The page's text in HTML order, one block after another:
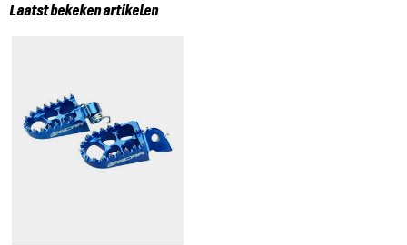
Laatst bekeken artikelen